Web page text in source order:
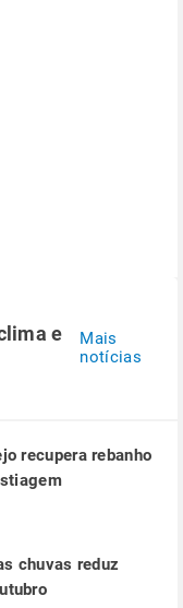
e
Mais
notícias
recupera rebanho
chuvas reduz